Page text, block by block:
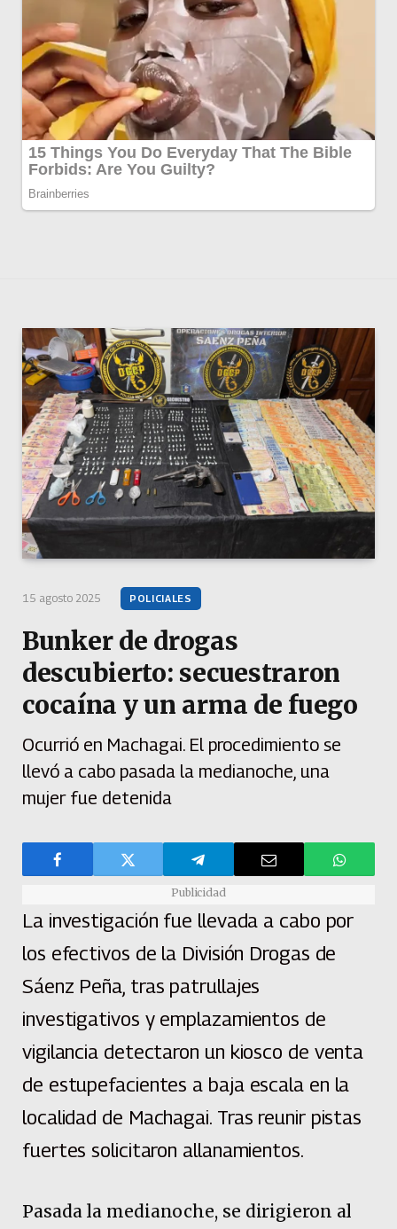
15 agosto 2025 POLICIALES
Bunker de drogas
descubierto: secuestraron
cocaína y un arma de fuego
Ocurrió en Machagai. El procedimiento se
llevó a cabo pasada la medianoche, una
mujer fue detenida
Publicidad
La investigación fue llevada a cabo por
los efectivos de la División Drogas de
Sáenz Peña, tras patrullajes
investigativos y emplazamientos de
vigilancia detectaron un kiosco de venta
de estupefacientes a baja escala en la
localidad de Machagai. Tras reunir pistas
fuertes solicitaron allanamientos.
Pasada la medianoche, se dirigieron al